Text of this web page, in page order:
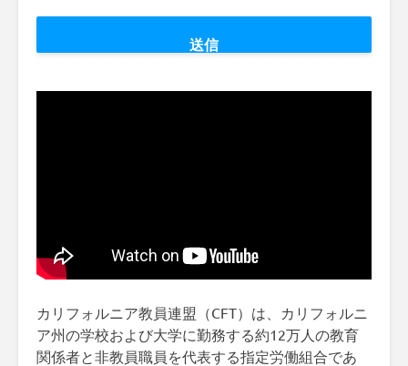
カリフォルニア教員連盟（CFT）は、カリフォルニ
ア州の学校および大学に勤務する約12万人の教育
関係者と非教員職員を代表する指定労働組合であ